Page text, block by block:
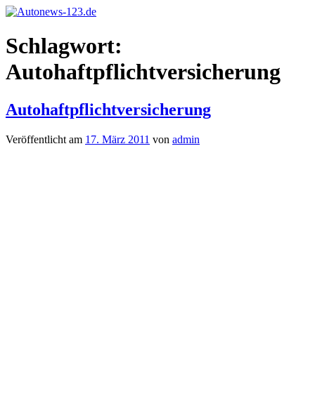
Zum
springen
Autonews-
123.de
Autonews
mit
Schlagwort:
Autohaftpflichtversicherung
Autohaftpflichtversicherung
Veröffentlicht am 17. März 2011 von admin